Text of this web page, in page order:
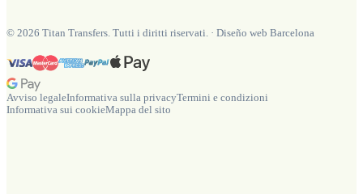
© 2026 Titan Transfers. Tutti i diritti riservati. · Diseño web Barcelona
Avviso legaleInformativa sulla privacyTermini e condizioni
Informativa sui cookieMappa del sito